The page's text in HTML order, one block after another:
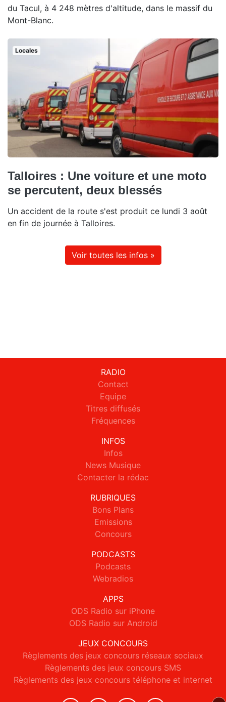
du Tacul, à 4 248 mètres d'altitude, dans le massif du
Mont-Blanc.
Locales
Talloires : Une voiture et une moto
se percutent, deux blessés
Un accident de la route s'est produit ce lundi 3 août
en fin de journée à Talloires.
Voir toutes les infos »
RADIO
Contact
Equipe
Titres diffusés
Fréquences
INFOS
Infos
News Musique
Contacter la rédac
RUBRIQUES
Bons Plans
Emissions
Concours
PODCASTS
Podcasts
Webradios
APPS
ODS Radio sur iPhone
ODS Radio sur Android
JEUX CONCOURS
Règlements des jeux concours réseaux sociaux
Règlements des jeux concours SMS
Règlements des jeux concours téléphone et internet